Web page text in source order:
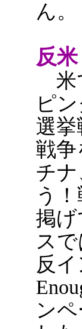
ん。
反
米
ピ
選
戦
チ
う
掲げ
ス
反
ン